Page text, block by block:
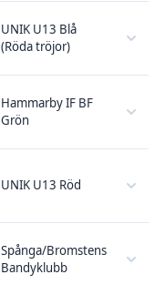
UNIK U13 Blå
(Röda tröjor)
Hammarby IF BF
Grön
UNIK U13 Röd
Spånga/Bromstens
Bandyklubb